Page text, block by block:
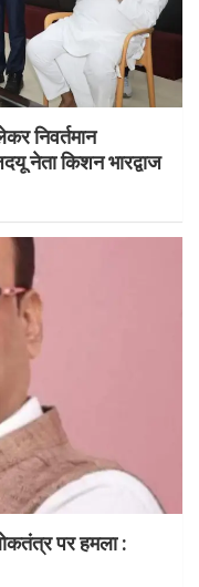
निवर्तमान
नेता किशन भारद्वाज
पर हमला :